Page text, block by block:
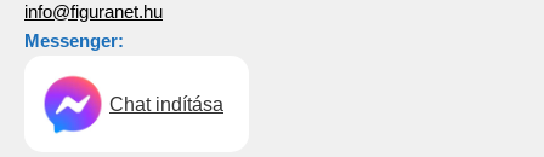
info@figuranet.hu
Messenger:
Chat indítása